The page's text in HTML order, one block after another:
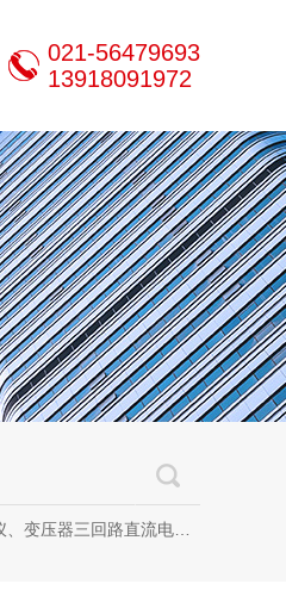
021-56479693
13918091972
流电阻测试仪、三通道助磁直流电阻测试仪